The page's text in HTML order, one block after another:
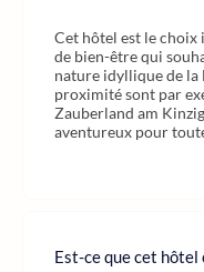
Cet hôtel est le choix
de bien-être qui
nature idyllique de
proximité sont par
Zauberland am
aventureux pour
Est-ce que cet